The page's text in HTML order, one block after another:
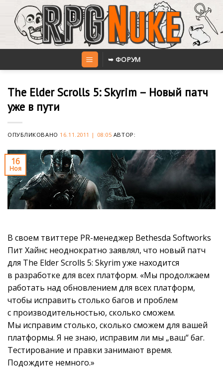
content
➥ ФОРУМ
The Elder Scrolls 5: Skyrim – Новый патч
уже в пути
ОПУБЛИКОВАНО 16.11.2011 | 08:05 АВТОР:
16
Ноя
В своем твиттере PR-менеджер Bethesda Softworks
Пит Хайнс неоднократно заявлял, что новый патч
для The Elder Scrolls 5: Skyrim уже находится
в разработке для всех платформ. «Мы продолжаем
работать над обновлением для всех платформ,
чтобы исправить столько багов и проблем
с производительностью, сколько сможем.
Мы исправим столько, сколько сможем для вашей
платформы. Я не знаю, исправим ли мы „ваш“ баг.
Тестирование и правки занимают время.
Подождите немного.»